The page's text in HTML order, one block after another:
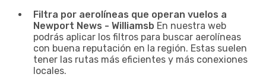
Filtra por aerolíneas que operan vuelos a
Newport News - Williamsb En nuestra web
podrás aplicar los filtros para buscar aerolíneas
con buena reputación en la región. Estas suelen
tener las rutas más eficientes y más conexiones
locales.